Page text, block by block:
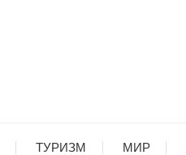
ТУРИЗМ МИР